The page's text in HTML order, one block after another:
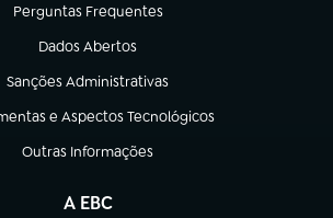
Perguntas Frequentes
(abre em nova aba)
Dados Abertos
(abre em nova aba)
Sanções Administrativas
(abre em nova aba)
e Aspectos Tecnológicos
nova aba)
Outras Informações
(abre em nova aba)
A EBC